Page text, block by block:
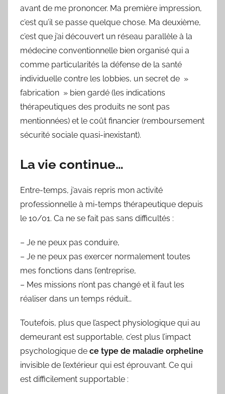
avant de me prononcer. Ma première impression,
c’est qu’il se passe quelque chose. Ma deuxième,
c’est que j’ai découvert un réseau parallèle à la
médecine conventionnelle bien organisé qui a
comme particularités la défense de la santé
individuelle contre les lobbies, un secret de »
fabrication » bien gardé (les indications
thérapeutiques des produits ne sont pas
mentionnées) et le coût financier (remboursement
sécurité sociale quasi-inexistant).
La vie continue…
Entre-temps, j’avais repris mon activité
professionnelle à mi-temps thérapeutique depuis
le 10/01. Ca ne se fait pas sans difficultés :
– Je ne peux pas conduire,
– Je ne peux pas exercer normalement toutes
mes fonctions dans l’entreprise,
– Mes missions n’ont pas changé et il faut les
réaliser dans un temps réduit…
Toutefois, plus que l’aspect physiologique qui au
demeurant est supportable, c’est plus l’impact
psychologique de ce type de maladie orpheline
invisible de l’extérieur qui est éprouvant. Ce qui
est difficilement supportable :